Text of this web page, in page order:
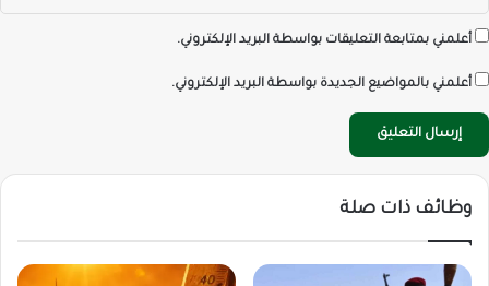
أعلمني بمتابعة التعليقات بواسطة البريد الإلكتروني.
أعلمني بالمواضيع الجديدة بواسطة البريد الإلكتروني.
وظائف ذات صلة